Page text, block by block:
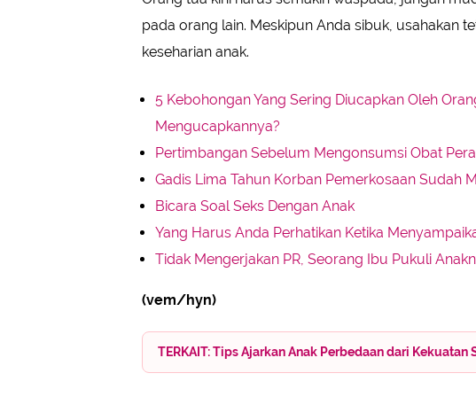
pada orang lain. Meskipun Anda sibuk, usahakan
keseharian anak.
5 Kebohongan Yang Sering Diucapkan Oleh
Mengucapkannya?
Pertimbangan Sebelum Mengonsumsi Obat
Gadis Lima Tahun Korban Pemerkosaan Sudah
Bicara Soal Seks Dengan Anak
Yang Harus Anda Perhatikan Ketika
Tidak Mengerjakan PR, Seorang Ibu Pukuli
(vem/hyn)
TERKAIT: Tips Ajarkan Anak Perbedaan dari Kekuatan